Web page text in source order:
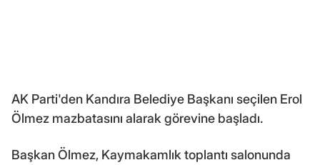
AK Parti'den Kandıra Belediye Başkanı seçilen Erol
Ölmez mazbatasını alarak görevine başladı.
Başkan Ölmez, Kaymakamlık toplantı salonunda